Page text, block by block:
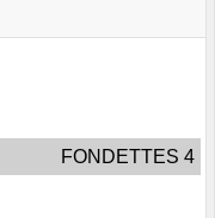
FONDETTES 4